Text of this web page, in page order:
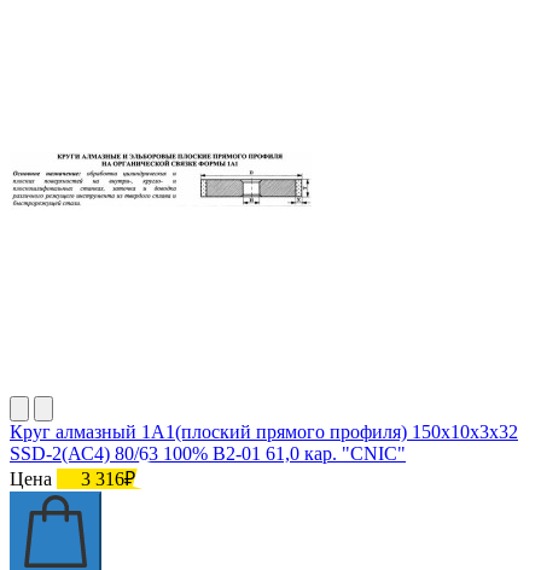
Круг алмазный 1А1(плоский прямого профиля) 150х10х3х32
SSD-2(АС4) 80/63 100% В2-01 61,0 кар. "CNIC"
Цена
3 316₽